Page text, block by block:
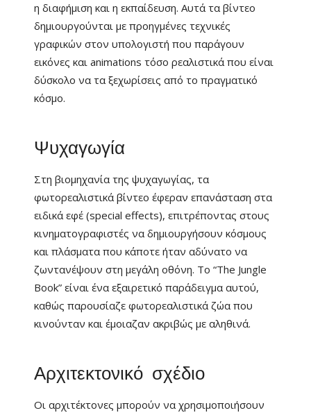
η διαφήμιση και η εκπαίδευση. Αυτά τα βίντεο
δημιουργούνται με προηγμένες τεχνικές
γραφικών στον υπολογιστή που παράγουν
εικόνες και animations τόσο ρεαλιστικά που είναι
δύσκολο να τα ξεχωρίσεις από το πραγματικό
κόσμο.
Ψυχαγωγία
Στη βιομηχανία της ψυχαγωγίας, τα
φωτορεαλιστικά βίντεο έφεραν επανάσταση στα
ειδικά εφέ (special effects), επιτρέποντας στους
κινηματογραφιστές να δημιουργήσουν κόσμους
και πλάσματα που κάποτε ήταν αδύνατο να
ζωντανέψουν στη μεγάλη οθόνη. Το “The Jungle
Book” είναι ένα εξαιρετικό παράδειγμα αυτού,
καθώς παρουσίαζε φωτορεαλιστικά ζώα που
κινούνταν και έμοιαζαν ακριβώς με αληθινά.
Αρχιτεκτονικό σχέδιο
Οι αρχιτέκτονες μπορούν να χρησιμοποιήσουν